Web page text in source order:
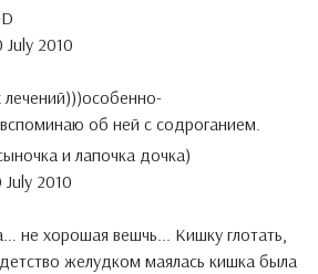
2010
лечений)))особенно-
об ней с содроганием.
и лапочка дочка)
2010
не хорошая вешчь... Кишку глотать,
желудком маялась кишка была